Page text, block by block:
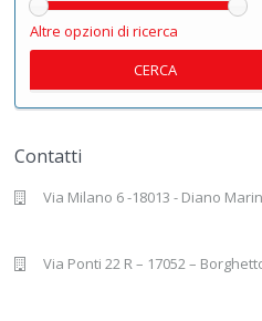
Altre opzioni di ricerca
CERCA
Contatti
Via Milano 6 -18013 - Diano
Via Ponti 22 R – 17052 –